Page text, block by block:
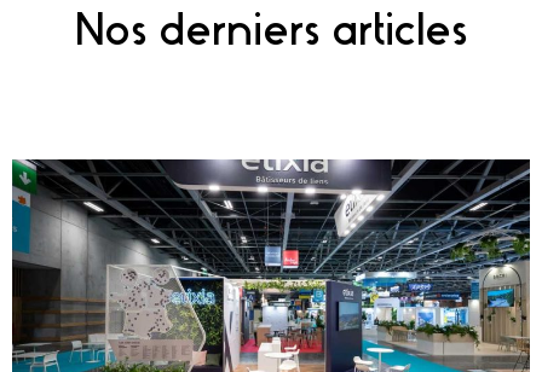
Nos derniers articles